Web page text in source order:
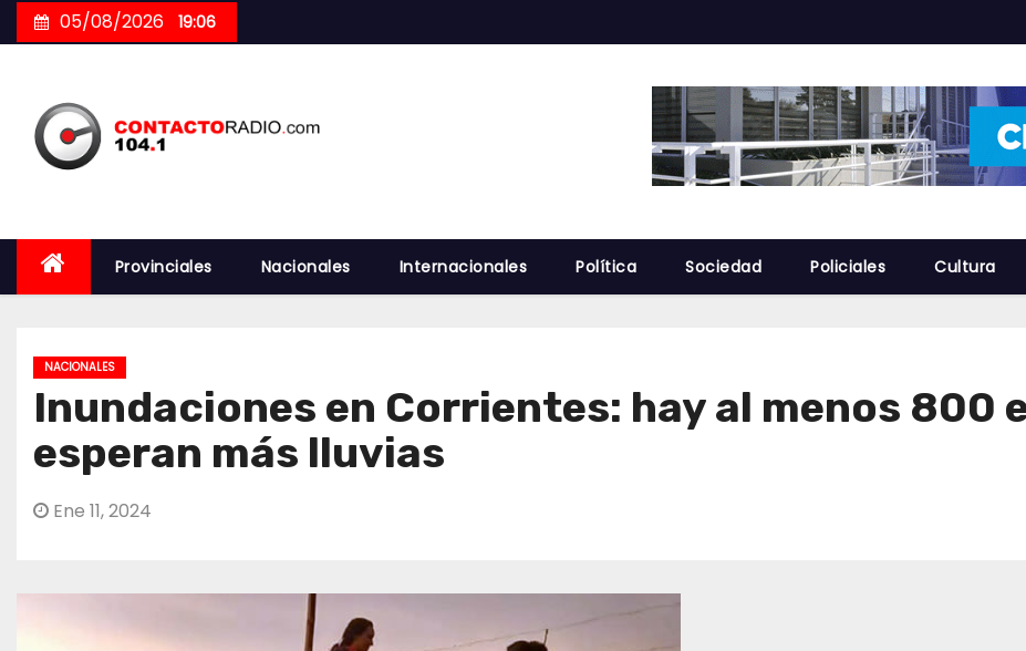
to
05/08/2026 19:06
Provinciales Nacionales Internacionales Política Sociedad Policiales Cultura
NACIONALES
Inundaciones en Corrientes: hay al menos 800
esperan más lluvias
Ene 11, 2024